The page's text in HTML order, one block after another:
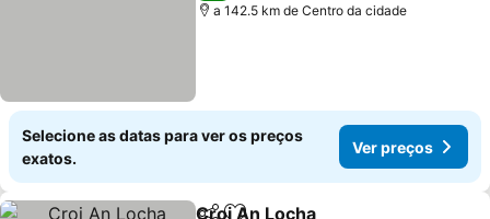
a 142.5 km de Centro da cidade
Selecione as datas para ver os preços
exatos.
Ver preços
Croi An Locha